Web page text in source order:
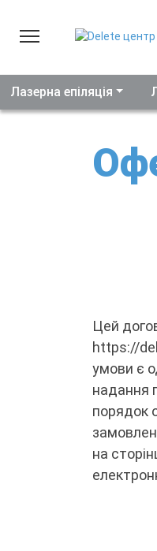
Про нас
Лазерна епіляція
Цей
https://
умови є
надання
порядок
на